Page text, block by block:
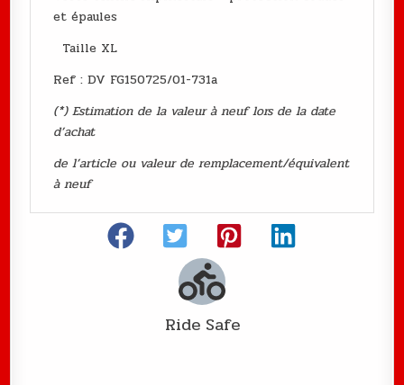
et épaules
Taille XL
Ref : DV FG150725/01-731a
(*) Estimation de la valeur à neuf lors de la date
d’achat
de l’article ou valeur de remplacement/équivalent
à neuf
Ride Safe